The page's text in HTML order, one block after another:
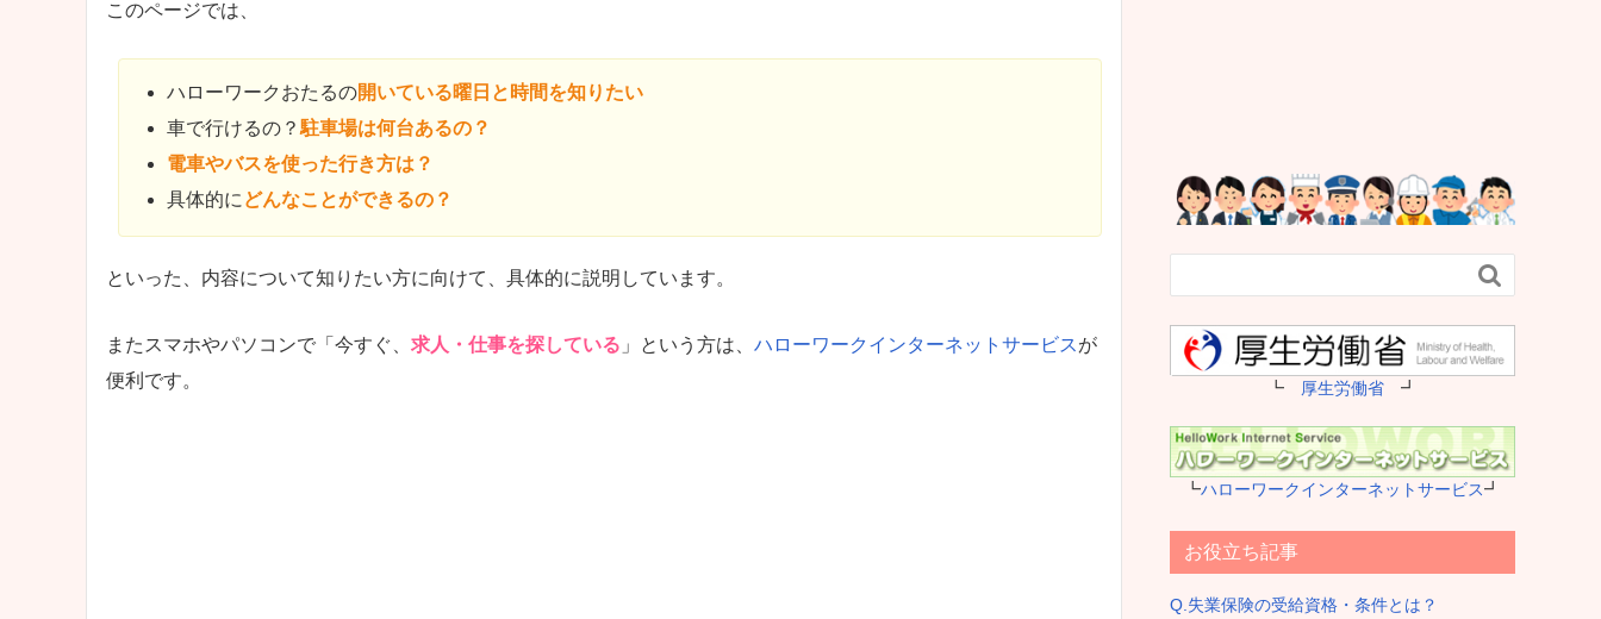
このページでは、
ハローワークおたるの開いている曜日と時間を知りたい
車で行けるの？ 駐車場は何台あるの？
電車やバスを使った行き方は？
具体的に どんなことができるの？
といった、内容について知りたい方に向けて、具体的に説明しています。
またスマホやパソコンで「今すぐ、 求人・仕事を探している 」という方は、 ハローワークインターネットサービスが
便利です。

┗ 厚生労働省 ┛
┗ハローワークインターネットサービス┛
お役立ち記事
Q.失業保険の受給資格・条件とは？